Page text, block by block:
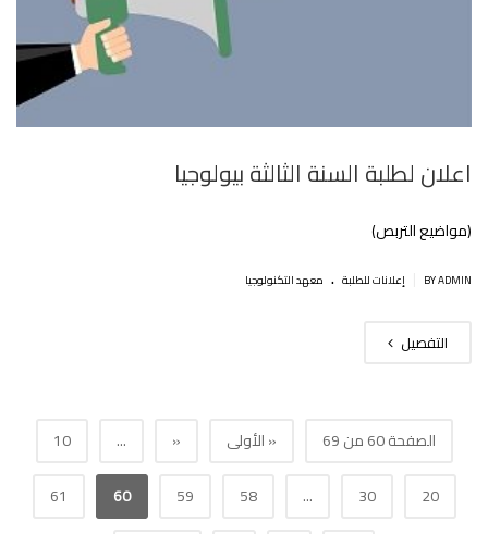
اعلان لطلبة السنة الثالثة بيولوجيا
(مواضيع التربص)‎
BY ADMIN إعلانات للطلبة . معهد التكنولوجيا
التفصيل
الصفحة 60 من 69 « الأولى «
...
10
20
30
...
58
59
60
61